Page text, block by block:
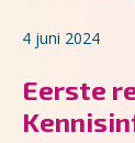
4 juni 2024
Eerste